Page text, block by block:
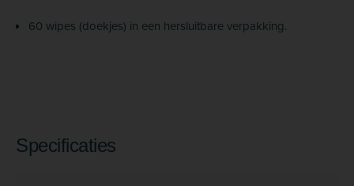
60 wipes (doekjes) in een hersluitbare verpakking.
Specificaties